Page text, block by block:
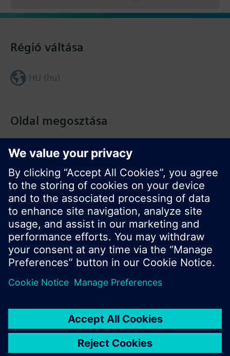
Oldal megosztása
Régió váltása
HU (hu)
© Siemens Switzerland Ltd. Building Technologies
Division - 2016
A termékválaszték és az árak országonként
Biztonsági előírás
A felhasználás feltételei